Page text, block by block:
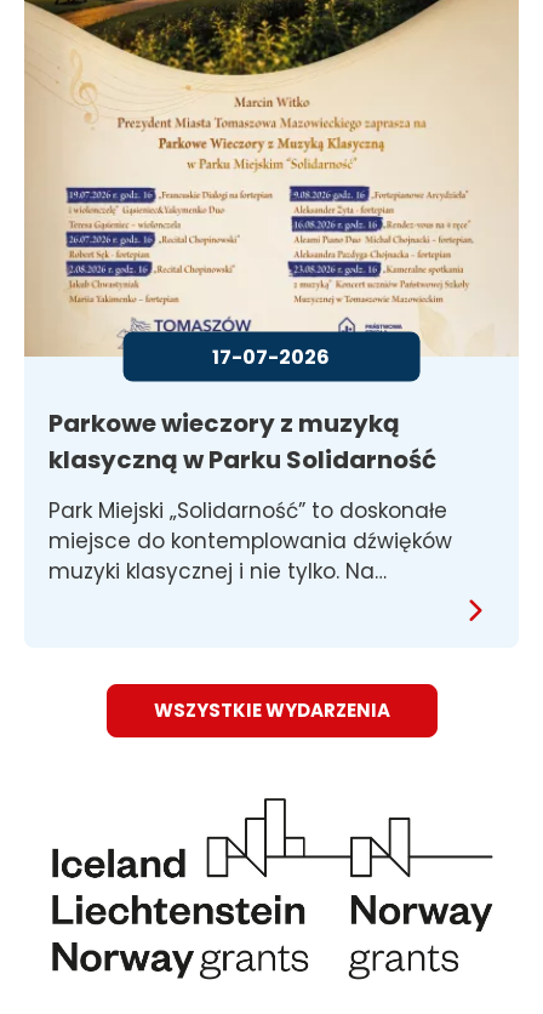
17-07-2026
Parkowe wieczory z muzyką
klasyczną w Parku Solidarność
Park Miejski „Solidarność” to doskonałe
miejsce do kontemplowania dźwięków
muzyki klasycznej i nie tylko. Na…
WSZYSTKIE WYDARZENIA